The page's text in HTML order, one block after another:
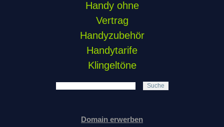
Handy ohne
Vertrag
Handyzubehör
Handytarife
Klingeltöne
Suche
Domain erwerben